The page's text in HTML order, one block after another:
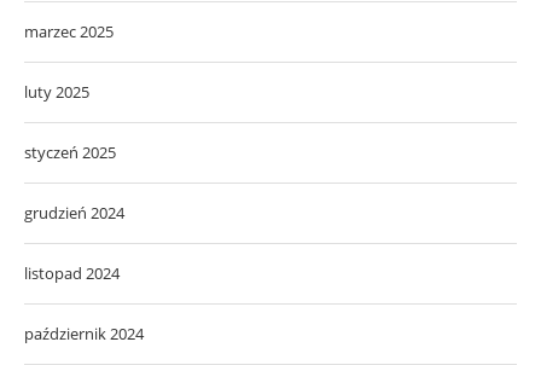
marzec 2025
luty 2025
styczeń 2025
grudzień 2024
listopad 2024
październik 2024